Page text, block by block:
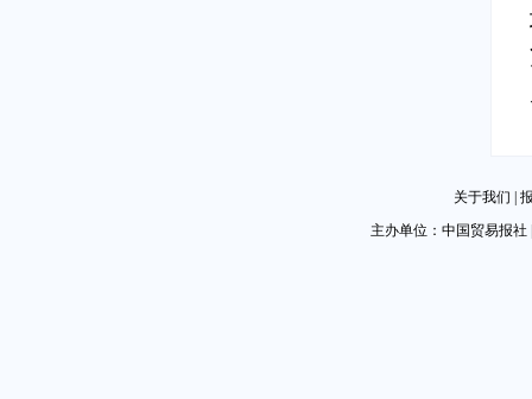
关于我们
主办单位：中国贸易报